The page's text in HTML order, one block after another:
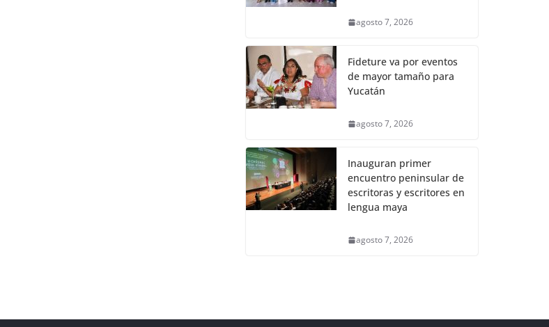
agosto 7, 2026
Fideture va por eventos
de mayor tamaño para
Yucatán
agosto 7, 2026
Inauguran primer
encuentro peninsular de
escritoras y escritores en
lengua maya
agosto 7, 2026